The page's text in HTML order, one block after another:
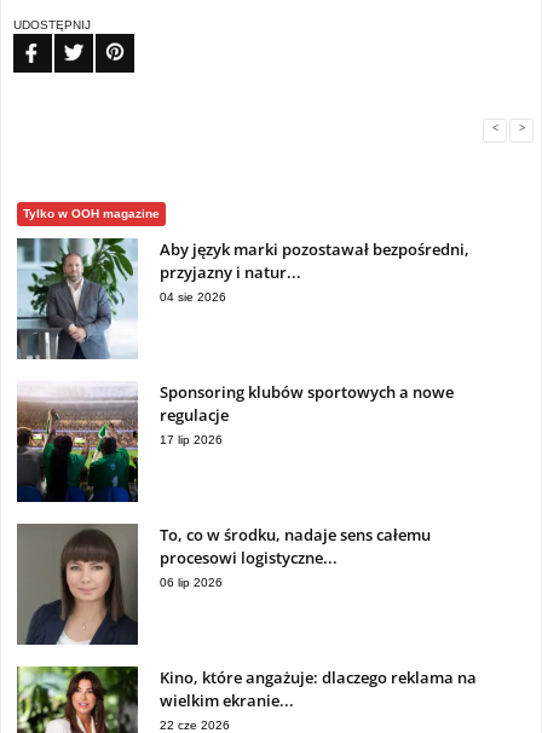
UDOSTĘPNIJ
< >
Tylko w OOH magazine
Aby język marki pozostawał bezpośredni,
przyjazny i natur...
04 sie 2026
Sponsoring klubów sportowych a nowe
regulacje
17 lip 2026
To, co w środku, nadaje sens całemu
procesowi logistyczne...
06 lip 2026
Kino, które angażuje: dlaczego reklama na
wielkim ekranie...
22 cze 2026